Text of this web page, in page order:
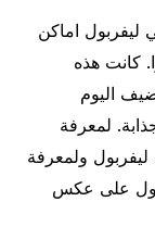
ليفربول اماكن
كانت هذه
اليوم
لمعرفة
ولمعرفة
على عكس